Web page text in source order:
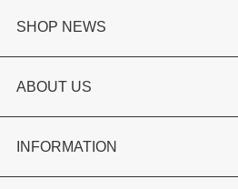
婚約指輪
結婚指輪
セットリング
SHOP NEWS
選ばれる理由まとめ
お客様の声
ABOUT US
会社概要
INFORMATION